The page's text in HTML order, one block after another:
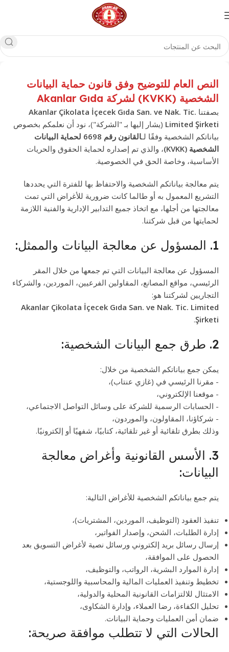
النص العام للتوضيح وفق قانون حماية البيانات
الشخصية (KVKK) لشركة Akanlar Gıda
بصفتنا Akanlar Çikolata İçecek Gıda San. ve Nak. Tic.
Limited Şirketi (يشار إليها بـ "الشركة")، نود أن نعلمكم بخصوص
بياناتكم الشخصية وفقًا لـ
القانون رقم 6698 لحماية البيانات
الشخصية (KVKK)
، والذي تم إصداره لحماية الحقوق والحريات
الأساسية، وخاصة الحق في الخصوصية.
يتم معالجة بياناتكم الشخصية والاحتفاظ بها للفترة التي يحددها
التشريع المعمول به أو طالما كانت ضرورية للأغراض التي تمت
معالجتها من أجلها، مع اتخاذ جميع التدابير الإدارية والفنية اللازمة
لحمايتها من قبل شركتنا.
1. المسؤول عن معالجة البيانات والممثل:
المسؤول عن معالجة البيانات التي تم جمعها من خلال المقر
الرئيسي، مواقع المصانع، المقاولين الفرعيين، الموردين، والشركاء
التجاريين لشركتنا هو:
Akanlar Çikolata İçecek Gıda San. ve Nak. Tic. Limited
Şirketi
.
2. طرق جمع البيانات الشخصية:
يمكن جمع بياناتكم الشخصية من خلال:
- مقرنا الرئيسي في (غازي عنتاب)،
- موقعنا الإلكتروني،
- الحسابات الرسمية للشركة على وسائل التواصل الاجتماعي،
- شركاؤنا، المقاولون، والموردون،
وذلك بطرق تلقائية أو غير تلقائية، كتابيًا، شفهيًا أو إلكترونيًا.
3. الأسس القانونية وأغراض معالجة
البيانات:
يتم جمع بياناتكم الشخصية للأغراض التالية:
تنفيذ العقود (التوظيف، الموردين، المشتريات)،
إدارة الطلبات، الشحن، وإصدار الفواتير،
إرسال رسائل بريد إلكتروني ورسائل نصية لأغراض التسويق بعد
الحصول على الموافقة،
إدارة الموارد البشرية، الرواتب، والتوظيف،
تخطيط وتنفيذ العمليات المالية والمحاسبية واللوجستية،
الامتثال للالتزامات القانونية المحلية والدولية،
تحليل الكفاءة، رضا العملاء، وإدارة الشكاوى،
ضمان أمن العمليات وحماية البيانات.
الحالات التي لا تتطلب موافقة صريحة: